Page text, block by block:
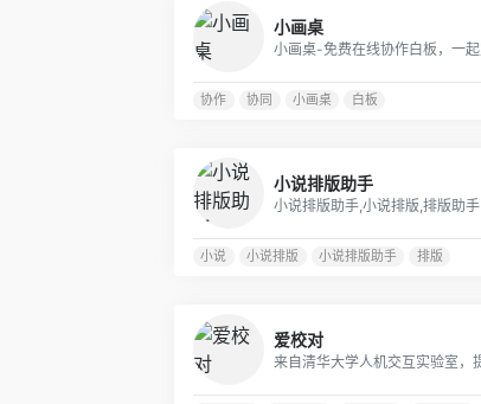
小画桌
协作 协同 小画桌 白板
小说排版助手
小说排版助手,小说排版,排版助手
小说 小说排版 小说排版助手 排版
爱校对